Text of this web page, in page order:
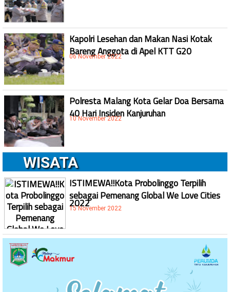
Kapolri Lesehan dan Makan Nasi Kotak
Bareng Anggota di Apel KTT G20
06 November 2022
Polresta Malang Kota Gelar Doa Bersama
40 Hari Insiden Kanjuruhan
10 November 2022
WISATA
ISTIMEWA!!Kota Probolinggo Terpilih
sebagai Pemenang Global We Love Cities
2022
15 November 2022